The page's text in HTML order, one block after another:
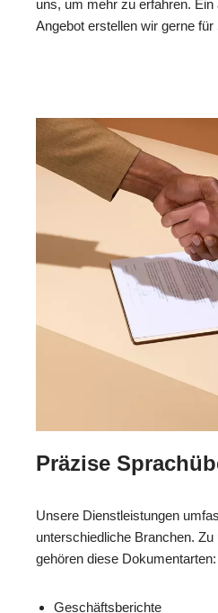
uns, um mehr zu erfahren.
Angebot erstellen wir gerne für
Präzise
Unsere Dienstleistungen
unterschiedliche Branchen.
gehören diese Dokumentarten:
Geschäftsberichte